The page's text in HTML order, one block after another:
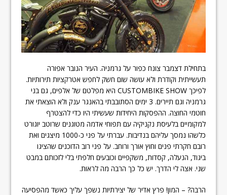
בתחילת דצמבר צונח כפור על גרמניה. העיר הנובר אפורה
תעשייתית וקודרת ולא עושה שום חשק לחפש אטרקציות תירותיות.
לפיכך CUSTOMBIKE SHOW היא מפלטם של אלפים, גם בני
גרמניה וגם תיירים. 3 ימים הסתובבתי בהאנגר ענק ולא הוצאתי את
חוטמי החוצה. ההפסקות היחידות שעשיתי היו כדי להצטרף
למקומיים בלעיסת נקניקיה עם תפוחי אדמה מטוגנים שרוטב יוגורט
כלשהו נמסך עליהם בנדיבות. עברתי על פני כ-1000 מיצגים ואת
רובם חקרתי פנים וחוץ אורך ורוחב. על פני רוב הדוכנים שהציגו
ביגוד, הנעלה, קסדות, משקפיים וכובעים חלפתי בלי לזכותם במבט
שני. אצה לי הדרך. יש כל כך הרבה מה לראות.
הרבה? – המון! פרץ אדיר של יצירתיות נשפך עליך כאשד מהפסיעה